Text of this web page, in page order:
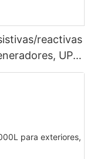
reactivas
UPS,